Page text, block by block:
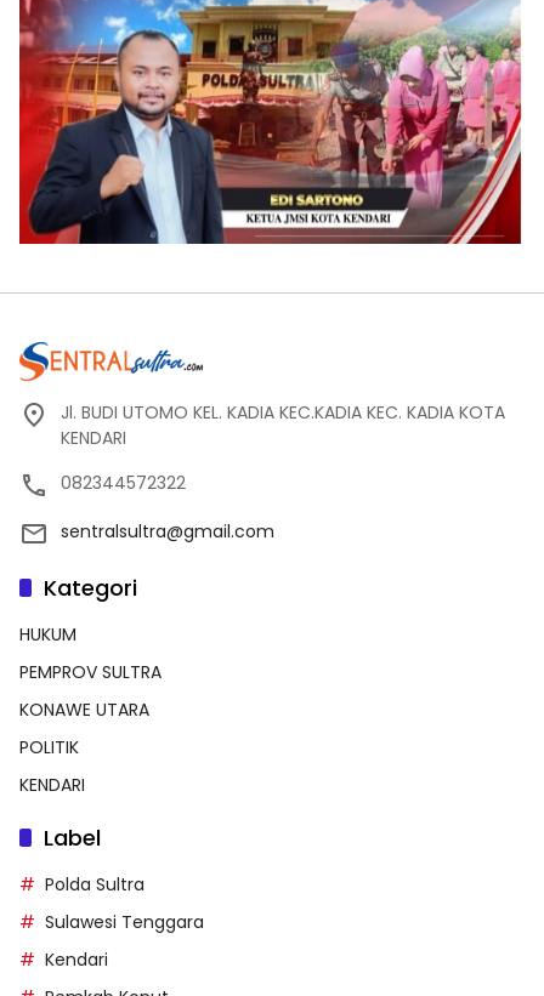
Jl. BUDI UTOMO KEL. KADIA KEC.KADIA KEC. KADIA KOTA
KENDARI
082344572322
sentralsultra@gmail.com
Kategori
HUKUM
PEMPROV SULTRA
KONAWE UTARA
POLITIK
KENDARI
Label
Polda Sultra
Sulawesi Tenggara
Kendari